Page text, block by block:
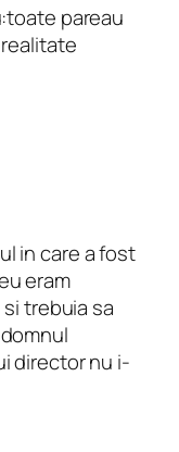
pareau
in care a fost
eram
trebuia sa
director nu i-